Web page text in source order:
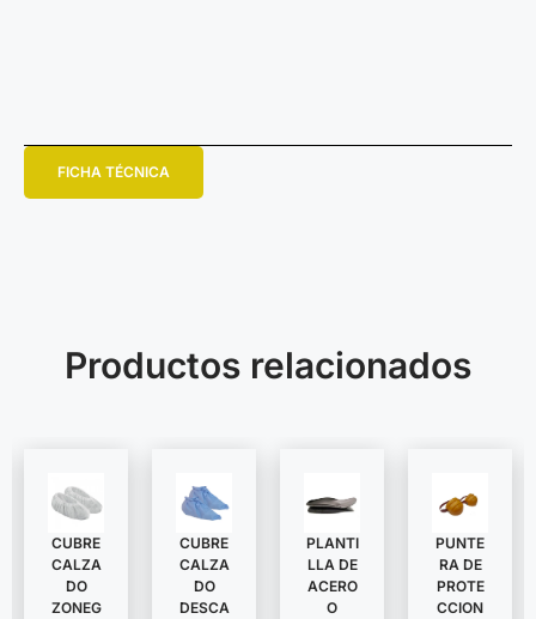
FICHA TÉCNICA
Productos relacionados
CUBRE
CALZA
DO
ZONEG
CUBRE
CALZA
DO
DESCA
PLANTI
LLA DE
ACERO
O
PUNTE
RA DE
PROTE
CCION